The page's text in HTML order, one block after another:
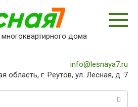
дома
info@lesnaya7.ru
область, г. Реутов, ул. Лесная, д. 7